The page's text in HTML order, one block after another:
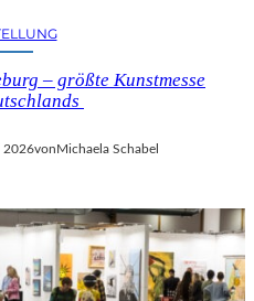
– größte Kunstmesse
2026vonMichaela Schabel